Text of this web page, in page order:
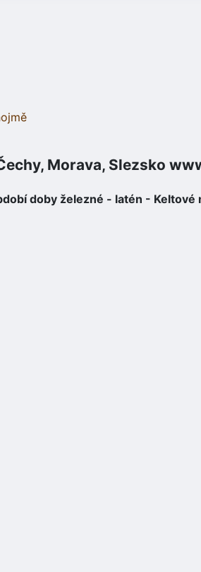
Morava, Slezsko
doby železné - latén - Keltové